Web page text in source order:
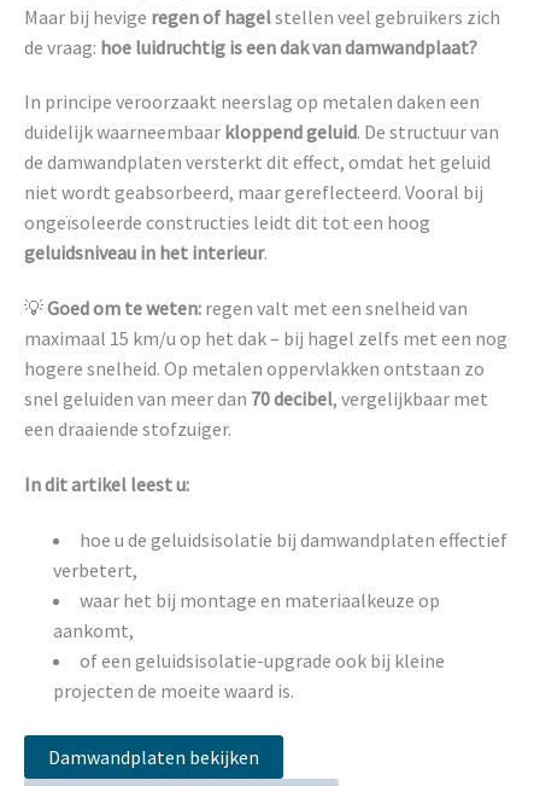
Maar bij hevige regen of hagelstellen veel gebruikers zich
de vraag: hoe luidruchtig is een dak van damwandplaat?
In principe veroorzaakt neerslag op metalen daken een
duidelijk waarneembaar kloppend geluid. De structuur van
de damwandplaten versterkt dit effect, omdat het geluid
niet wordt geabsorbeerd, maar gereflecteerd. Vooral bij
ongeïsoleerde constructies leidt dit tot een hoog
geluidsniveau in het interieur.
💡Goed om te weten: regen valt met een snelheid van
maximaal 15 km/u op het dak – bij hagel zelfs met een nog
hogere snelheid. Op metalen oppervlakken ontstaan zo
snel geluiden van meer dan 70 decibel, vergelijkbaar met
een draaiende stofzuiger.
In dit artikel leest u:
hoe u de geluidsisolatie bij damwandplaten effectief
verbetert,
waar het bij montage en materiaalkeuze op
aankomt,
of een geluidsisolatie-upgrade ook bij kleine
projecten de moeite waard is.
Damwandplaten bekijken